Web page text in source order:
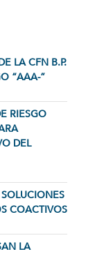
LA CFN B.P.
“AAA-”
RIESGO
DEL
COACTIVOS
LA